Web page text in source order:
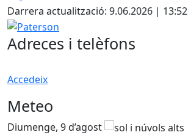
Darrera actualització: 9.06.2026 | 13:52
Paterson
Adreces i telèfons
Accedeix
Meteo
Diumenge, 9 d’agost